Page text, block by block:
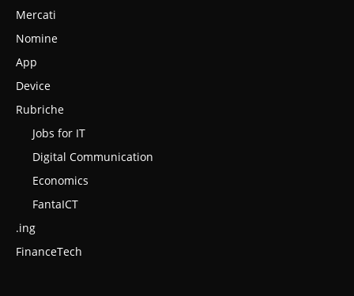
Mercati
Nomine
App
Device
Rubriche
Jobs for IT
Digital Communication
Economics
FantaICT
.ing
FinanceTech